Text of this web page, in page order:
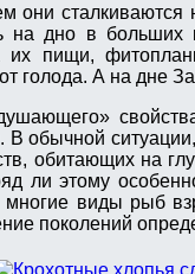
они сталкиваются
на дно в больших
их пищи,
голода. А на дне
В обычной
обитающих на
ли этому
многие виды рыб
поколений